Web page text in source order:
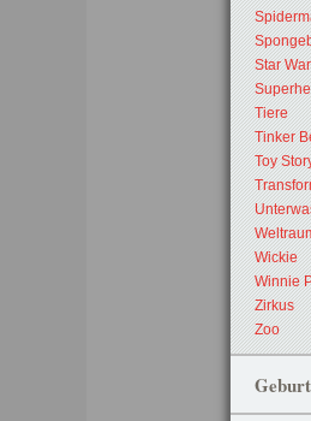
Star
Tiere
Tinker
Toy
Wickie
Winnie
Zirkus
Zoo